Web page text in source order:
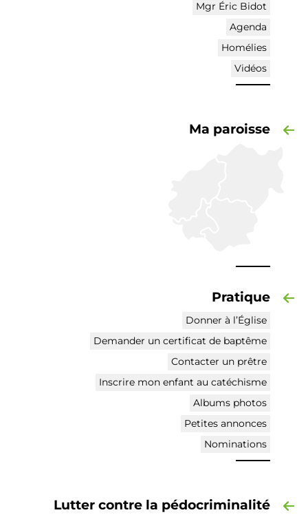
Mgr Éric Bidot
Agenda
Homélies
Vidéos
Ma paroisse
Pratique
Donner à l’Église
Demander un certificat de baptême
Contacter un prêtre
Inscrire mon enfant au catéchisme
Albums photos
Petites annonces
Nominations
Lutter contre la pédocriminalité